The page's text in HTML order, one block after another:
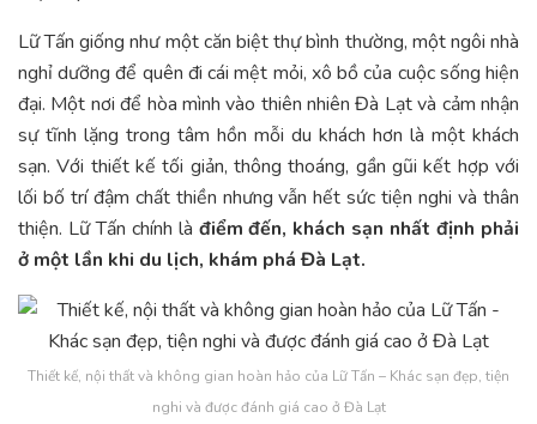
Lữ Tấn giống như một căn biệt thự bình thường, một ngôi nhà
nghỉ dưỡng để quên đi cái mệt mỏi, xô bồ của cuộc sống hiện
đại. Một nơi để hòa mình vào thiên nhiên Đà Lạt và cảm nhận
sự tĩnh lặng trong tâm hồn mỗi du khách hơn là một khách
sạn. Với thiết kế tối giản, thông thoáng, gần gũi kết hợp với
lối bố trí đậm chất thiền nhưng vẫn hết sức tiện nghi và thân
thiện. Lữ Tấn chính là điểm đến, khách sạn nhất định phải
ở một lần khi du lịch, khám phá Đà Lạt.
Thiết kế, nội thất và không gian hoàn hảo của Lữ Tấn – Khác sạn đẹp, tiện
nghi và được đánh giá cao ở Đà Lạt